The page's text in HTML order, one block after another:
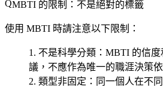
MBTI 的限制：不是絕對的標籤
使用 MBTI 時請注意以下限制：
不是科學分類 ：MBTI 的信
議，不應作為唯一的職涯決策
類型非固定 ：同一個人在不